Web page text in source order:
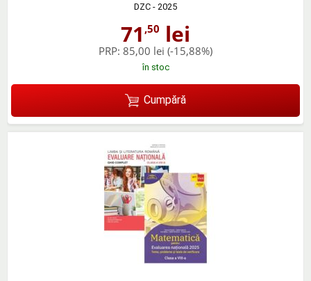
DZC - 2025
71 ,50 lei
PRP: 85,00 lei (-15,88%)
în stoc
Cumpără